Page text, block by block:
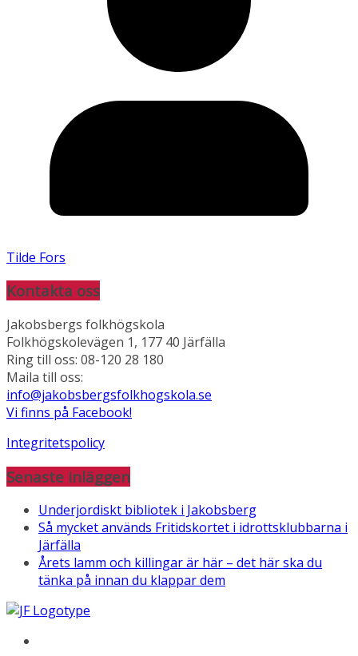
Tilde Fors
Kontakta oss
Jakobsbergs folkhögskola
Folkhögskolevägen 1, 177 40 Järfälla
Ring till oss: 08-120 28 180
Maila till oss:
info@jakobsbergsfolkhogskola.se
Vi finns på Facebook!
Integritetspolicy
Senaste inläggen
Underjordiskt bibliotek i Jakobsberg
Så mycket används Fritidskortet i idrottsklubbarna i
Järfälla
Årets lamm och killingar är här – det här ska du
tänka på innan du klappar dem